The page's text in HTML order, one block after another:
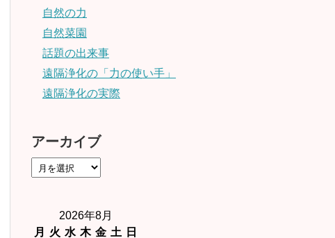
自然の力
自然菜園
話題の出来事
遠隔浄化の「力の使い手」
遠隔浄化の実際
アーカイブ
2026年8月
月
火 水 木 金 土
日